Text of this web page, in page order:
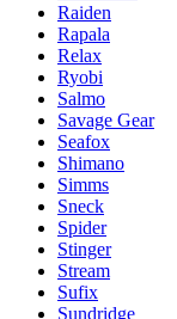
Raiden
Rapala
Relax
Ryobi
Salmo
Savage Gear
Seafox
Shimano
Simms
Sneck
Spider
Stinger
Stream
Sufix
Sundridge